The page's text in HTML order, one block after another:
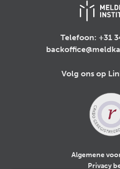
Telefoon: +31
Volg ons op
Algemene
Privacy